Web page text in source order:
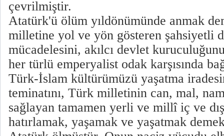
çevrilmiştir.
Atatürk'ü ölüm yıldönümünde anmak
milletine yol ve yön gösteren şahsiyetli
mücadelesini, akılcı devlet
her türlü emperyalist odak karşısında
Türk-İslam kültürümüzü yaşatma
teminatını, Türk milletinin can, mal,
sağlayan tamamen yerli ve millî iç ve
hatırlamak, yaşamak ve yaşatmak